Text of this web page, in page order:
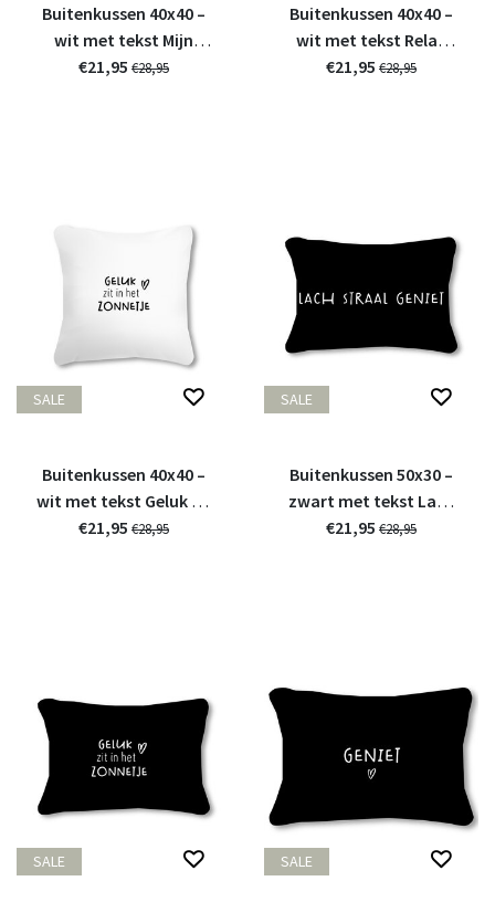
Buitenkussen 40x40 –
wit met tekst Mijn
favoriete plekje is in de
€21,95 €28,95
Buitenkussen 40x40 –
wit met tekst Relax
trek je slippers aan en
€21,95 €28,95
SALE
Buitenkussen 40x40 –
wit met tekst Geluk zit
in het zonnetje
€21,95 €28,95
SALE
Buitenkussen 50x30 –
zwart met tekst Lach
Straal Geniet
€21,95 €28,95
SALE SALE